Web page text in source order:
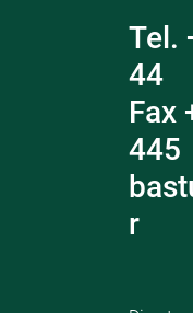
Tel.
44
Fax
445
r